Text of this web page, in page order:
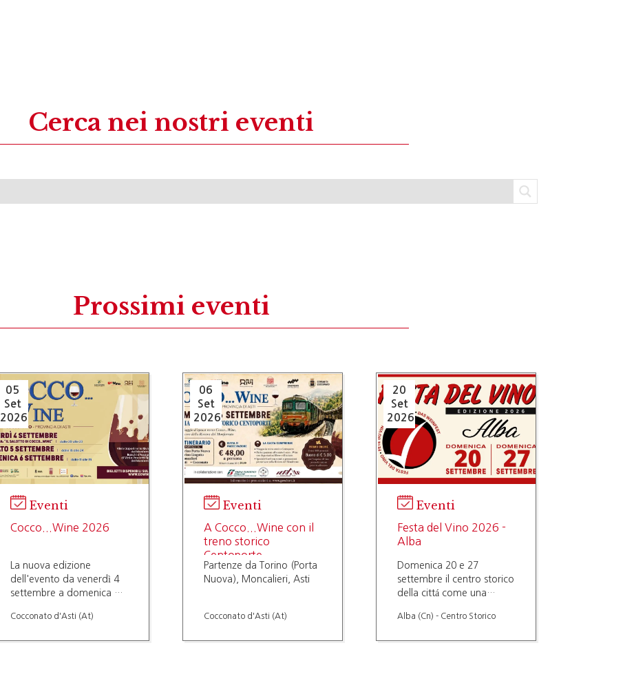
Cerca nei nostri eventi
Prossimi eventi
05
Set
2026
Eventi
Cocco...Wine 2026
La nuova edizione
dell'evento da venerdì 4
settembre a domenica 6
Cocconato d'Asti (At)
06
Set
2026
Eventi
A Cocco...Wine con il
treno storico
Centoporte
Partenze da Torino (Porta
Nuova), Moncalieri, Asti
Cocconato d'Asti (At)
20
Set
2026
Eventi
Festa del Vino 2026 -
Alba
Domenica 20 e 27
settembre il centro storico
della cittá come una
novitá in programma.
Alba (Cn) - Centro Storico